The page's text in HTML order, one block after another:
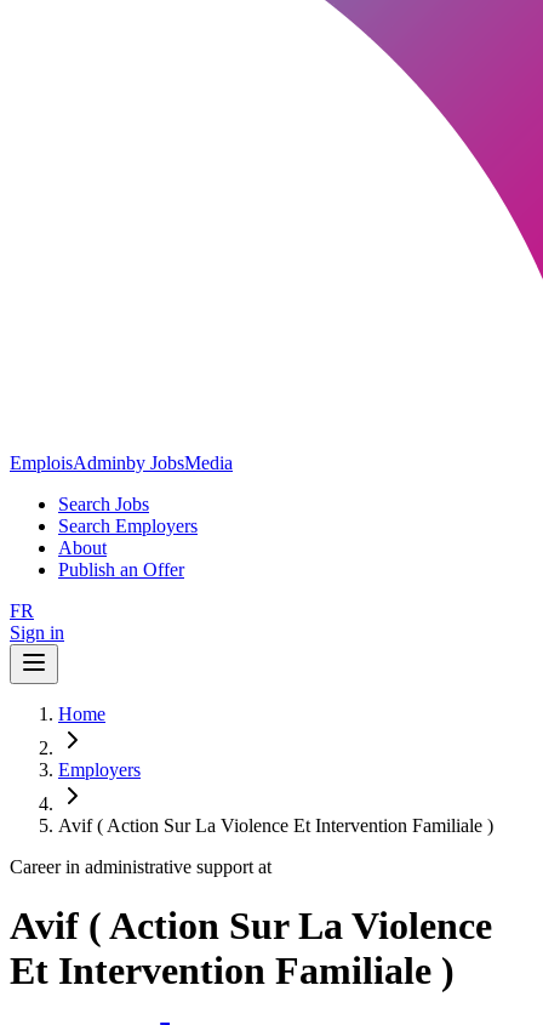
EmploisAdminby JobsMedia
Search Jobs
Search Employers
About
Publish an Offer
FR
Sign in
Home
Employers
Avif ( Action Sur La Violence Et Intervention Familiale )
Career in administrative support at
Avif ( Action Sur La Violence
Et Intervention Familiale )